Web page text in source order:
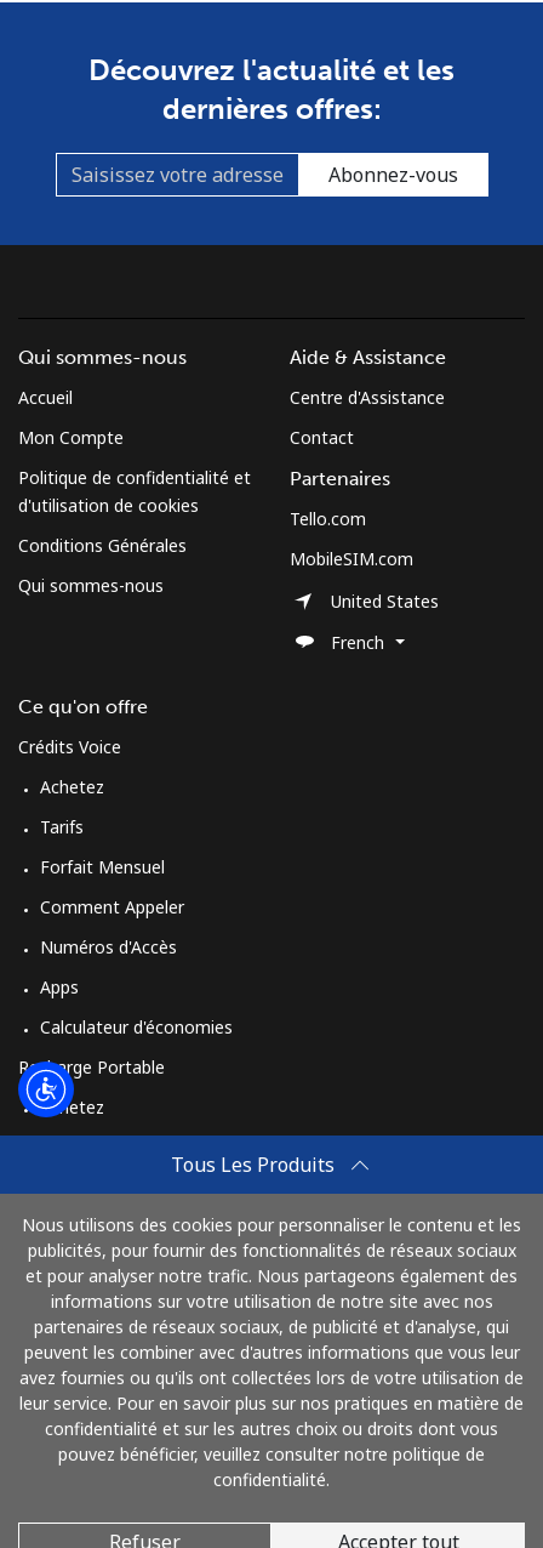
Découvrez l'actualité et les
dernières offres:
Abonnez-vous
Tous Les Produits
Nous utilisons des cookies pour personnaliser le contenu et les
publicités, pour fournir des fonctionnalités de réseaux sociaux
et pour analyser notre trafic. Nous partageons également des
informations sur votre utilisation de notre site avec nos
partenaires de réseaux sociaux, de publicité et d'analyse, qui
peuvent les combiner avec d'autres informations que vous leur
avez fournies ou qu'ils ont collectées lors de votre utilisation de
leur service. Pour en savoir plus sur nos pratiques en matière de
confidentialité et sur les autres choix ou droits dont vous
pouvez bénéficier, veuillez consulter notre politique de
confidentialité.
Refuser Accepter tout
Qui sommes-nous
Accueil
Mon Compte
Politique de confidentialité et
d'utilisation de cookies
Conditions Générales
Qui sommes-nous
Ce qu'on offre
Crédits Voice
Achetez
Tarifs
Forfait Mensuel
Comment Appeler
Numéros d'Accès
Apps
Calculateur d'économies
Recharge Portable
Achetez
Achetez
Mode de fonctionnement
Aide & Assistance
Centre d'Assistance
Contact
Partenaires
Tello.com
MobileSIM.com
United States
French
Payez avec